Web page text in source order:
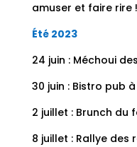
amuser et faire rire !
Été 2023
24 juin : Méchoui
30 juin : Bistro pub à
2 juillet : Brunch du
8 juillet : Rallye des